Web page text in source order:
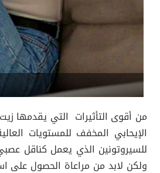
من أقوى التأثيرات التي يقدمها
الإيحابي المخفف للمستويات
للسيروتونين الذي يعمل كناقل
ولكن لابد من مراعاة الحصول